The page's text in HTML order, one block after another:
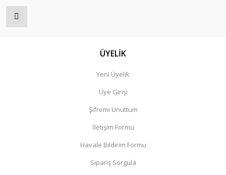
ÜYELİK
Yeni Üyelik
Üye Girişi
Şifremi Unuttum
İletişim Formu
Havale Bildirim Formu
Sipariş Sorgula